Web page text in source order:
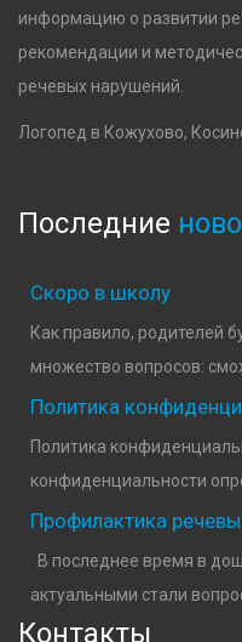
информацию о развитии
рекомендации и
речевых нарушений.
Логопед в Кожухово,
Последние
Скоро в школу
Как правило, родителей
множество вопросов:
Политика
Политика
конфиденциальности
Профилактика
В последнее время в
актуальными стали
Контакты